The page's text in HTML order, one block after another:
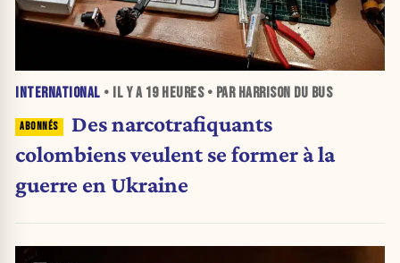
INTERNATIONAL • IL Y A 19 HEURES• PAR HARRISON DU BUS
Des narcotrafiquants
colombiens veulent se former à la
guerre en Ukraine